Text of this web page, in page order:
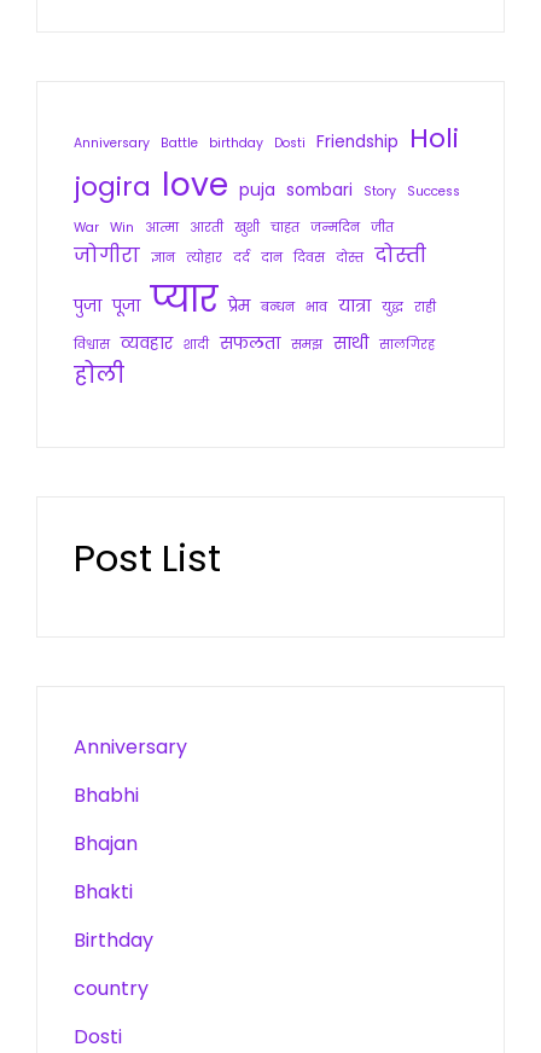
Anniversary Battle birthday Dosti Friendship
Holi
jogira love puja sombari Story
Success
War Win आत्मा आरती खुशी चाहत जन्मदिन जीत
जोगीरा ज्ञान त्योहार दर्द दान दिवस दोस्त दोस्ती
पुजा पूजा प्यार प्रेम बन्धन भाव यात्रा युद्ध राही
विश्वास व्यवहार शादी सफलता समझ साथी सालगिरह
होली
Post List
Anniversary
Bhabhi
Bhajan
Bhakti
Birthday
country
Dosti